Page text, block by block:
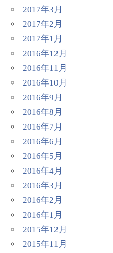
2017年3月
2017年2月
2017年1月
2016年12月
2016年11月
2016年10月
2016年9月
2016年8月
2016年7月
2016年6月
2016年5月
2016年4月
2016年3月
2016年2月
2016年1月
2015年12月
2015年11月